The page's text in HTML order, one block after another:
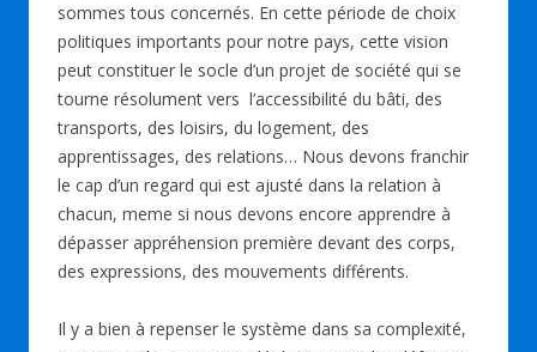
sommes tous concernés. En cette période de choix
politiques importants pour notre pays, cette vision
peut constituer le socle d’un projet de société qui se
tourne résolument vers l’accessibilité du bâti, des
transports, des loisirs, du logement, des
apprentissages, des relations… Nous devons franchir
le cap d’un regard qui est ajusté dans la relation à
chacun, meme si nous devons encore apprendre à
dépasser appréhension première devant des corps,
des expressions, des mouvements différents.
Il y a bien à repenser le système dans sa complexité,